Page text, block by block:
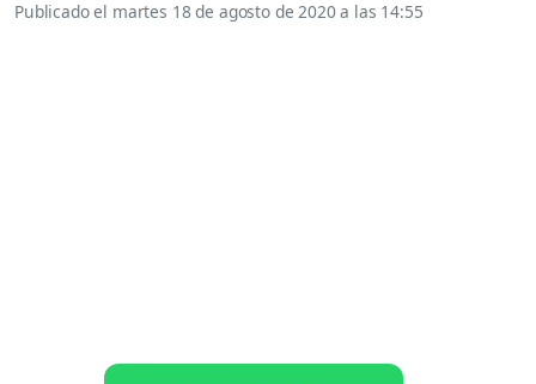
Publicado el martes 18 de agosto de 2020 a las 14:55